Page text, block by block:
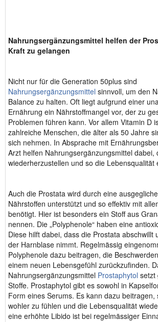
Nahrungsergänzungsmittel helfen der
Kraft zu gelangen
Nicht nur für die Generation 50plus sind
Nahrungsergänzungsmittel sinnvoll, um den
Balance zu halten. Oft liegt aufgrund einer
Ernährung ein Nährstoffmangel vor, der zu
Problemen führen kann. Vor allem Vitamin D
zahlreiche Menschen, die älter als 50 Jahre
sich nehmen. In Absprache mit
Arzt helfen Nahrungsergänzungsmittel dabei,
wiederherzustellen und so die Lebensqualität
Auch die Prostata wird durch eine
Nährstoffen unterstützt und so effektiv mit
benötigt. Hier ist besonders ein Stoff aus
nennen. Die „Polyphenole“ haben eine
Diese hilft dabei, dass die Prostata abschwillt
der Harnblase nimmt. Regelmässig
Polyphenole dazu beitragen, die
einem neuen Lebensgefühl zurückzufinden.
Nahrungsergänzungsmittel Prostaphytol setzt
Stoffe. Prostaphytol gibt es sowohl in
Form eines Serums. Es kann dazu beitragen,
wohler zu fühlen und die Lebensqualität
eine erhöhte Libido ist bei regelmässiger